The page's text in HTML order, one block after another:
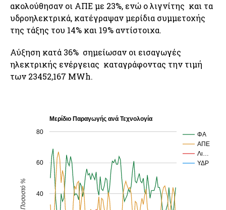
ακολούθησαν οι ΑΠΕ με 23%, ενώ ο λιγνίτης και τα
υδροηλεκτρικά, κατέγραψαν μερίδια συμμετοχής
της τάξης του 14% και 19% αντίστοιχα.
Αύξηση κατά 36% σημείωσαν οι εισαγωγές
ηλεκτρικής ενέργειας καταγράφοντας την τιμή
των 23452,167 MWh.
Μερίδιο Παραγωγής ανά Τεχνολογία
ΦΑ
ΑΠΕ
Λι…
ΥΔΡ
40
60
80
Ποσοστό %